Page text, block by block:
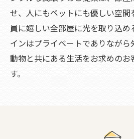
せ、人にもペットにも優しい空間
員に嬉しい全部屋に光を取り込
インはプライベートでありなが
動物と共にある生活をお求めのお
す。